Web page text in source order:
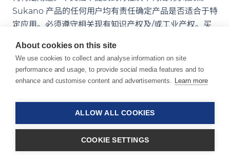
Sukano 产品的任何用户均有责任确定产品是否适合于特
定应用。必须遵守相关现有知识产权及/或工业产权。买
利。不可做出任何认为所有安全或环保措施已说明的假
设，也不可做出任何认为不需要采取其它措施的假设。本
内容部分由人工智能生成，且经过人工编辑审核。对本文
SUKANO® 是瑞士 Sukano Finance AG 公司的注册商
标。本文档的版权归 Sukano所有。
About cookies on this site
We use cookies to collect and analyse information on site
performance and usage, to provide social media features and to
enhance and customise content and advertisements. Learn more
ALLOW ALL COOKIES
COOKIE SETTINGS